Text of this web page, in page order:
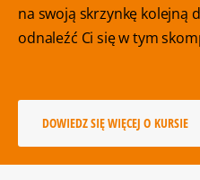
na swoją skrzynkę kolejną
odnaleźć Ci się w tym
DOWIEDZ SIĘ WIĘCEJ O KURSIE